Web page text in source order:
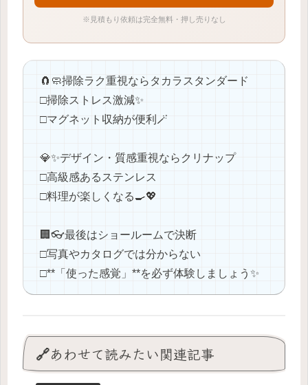
※見積もり依頼は完全無料・押し売りなし
🧲🧼掃除ラク重視ならタカラスタンダード
□掃除ストレス激減✨
□マグネット収納が便利🪄
💎✨デザイン・質感重視ならクリナップ
□高級感あるステンレス
□料理が楽しくなる🍳💖
🏢👓最後はショールームで決断
□写真やカタログでは分からない
□**「使った感覚」**を必ず体験しましょう✨
🔗あわせて読みたい関連記事